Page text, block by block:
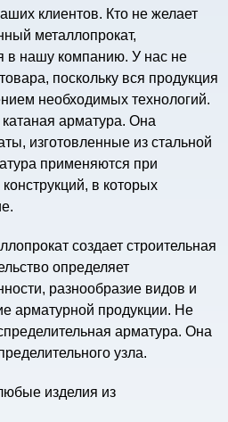
клиентов. Кто не желает
металлопрокат,
в нашу компанию. У нас не
поскольку вся продукция
необходимых технологий.
арматура. Она
изготовленные из стальной
применяются при
в которых
создает строительная
определяет
разнообразие видов и
арматурной продукции. Не
арматура. Она
узла.
изделия из